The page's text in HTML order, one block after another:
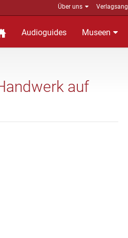
Über uns
Audioguides Museen
auf